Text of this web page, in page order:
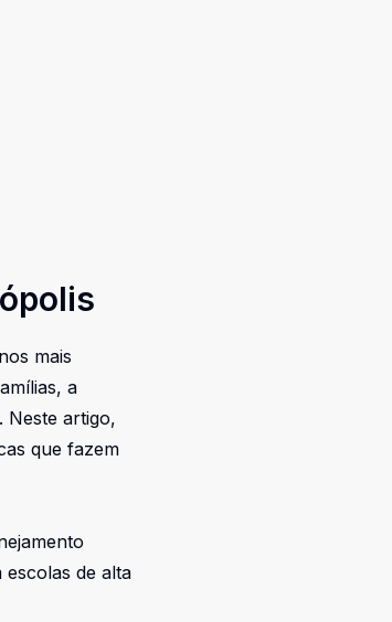
mais
a
Neste artigo,
que fazem
de alta